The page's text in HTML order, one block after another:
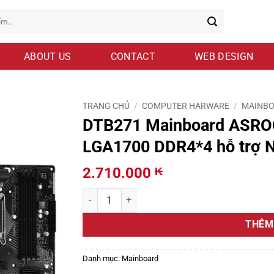
ABOUT US CONTACT WEB DESIGN
TRANG CHỦ / COMPUTER HARWARE /
DTB271 Mainboard
LGA1700 DDR4*4 hỗ trợ
2.710.000 ₭
DTB271 Mainboard ASROCK B760M PG
Danh mục: Mainboard